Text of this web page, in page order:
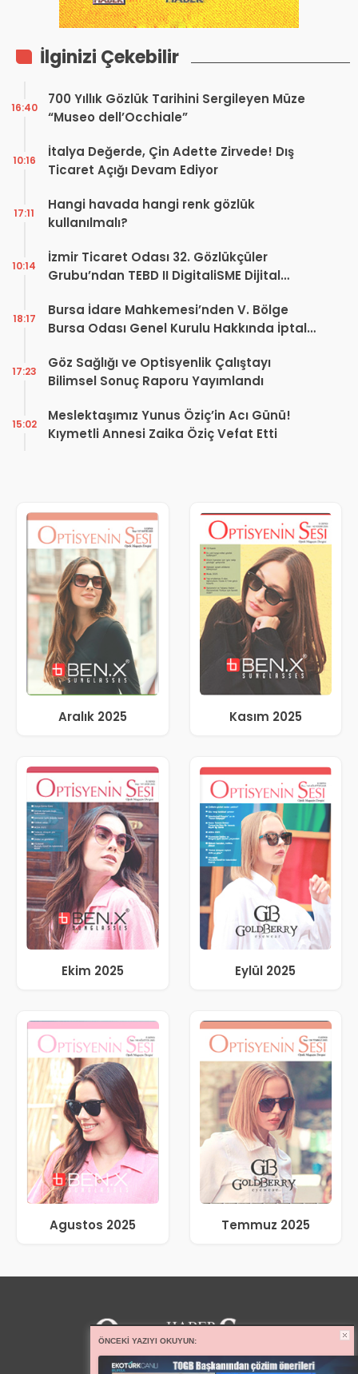
İlginizi Çekebilir
700 Yıllık Gözlük Tarihini Sergileyen Müze
“Museo dell’Occhiale”
16:40
İtalya Değerde, Çin Adette Zirvede! Dış
Ticaret Açığı Devam Ediyor
10:16
Hangi havada hangi renk gözlük
kullanılmalı?
17:11
İzmir Ticaret Odası 32. Gözlükçüler
Grubu’ndan TEBD II DigitaliSME Dijital
10:14
Bursa İdare Mahkemesi’nden V. Bölge
Bursa Odası Genel Kurulu Hakkında İptal
18:17
Göz Sağlığı ve Optisyenlik Çalıştayı
Bilimsel Sonuç Raporu Yayımlandı
17:23
Meslektaşımız Yunus Öziç’in Acı Günü!
Kıymetli Annesi Zaika Öziç Vefat Etti
15:02
Aralık 2025 Kasım 2025
Ekim 2025 Eylül 2025
Agustos 2025 Temmuz 2025
ÖNCEKI YAZIYI OKUYUN: